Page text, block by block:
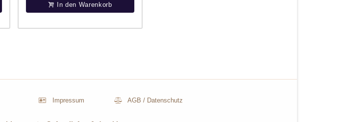
In den Warenkorb
Impressum AGB / Datenschutz